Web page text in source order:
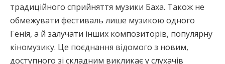
традиційного сприйняття музики Баха. Також не
обмежувати фестиваль лише музикою одного
Генія, а й залучати інших композиторів, популярну
кіномузику. Це поєднання відомого з новим,
доступного зі складним викликає у слухачів